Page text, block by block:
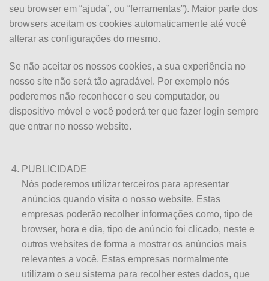
seu browser em “ajuda”, ou “ferramentas”). Maior parte dos
browsers aceitam os cookies automaticamente até você
alterar as configurações do mesmo.
Se não aceitar os nossos cookies, a sua experiência no
nosso site não será tão agradável. Por exemplo nós
poderemos não reconhecer o seu computador, ou
dispositivo móvel e você poderá ter que fazer login sempre
que entrar no nosso website.
PUBLICIDADE
Nós poderemos utilizar terceiros para apresentar
anúncios quando visita o nosso website. Estas
empresas poderão recolher informações como, tipo de
browser, hora e dia, tipo de anúncio foi clicado, neste e
outros websites de forma a mostrar os anúncios mais
relevantes a você. Estas empresas normalmente
utilizam o seu sistema para recolher estes dados, que